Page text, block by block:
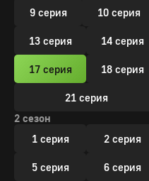
9 серия 10 серия
13 серия 14 серия
17 серия 18 серия
21 серия
2 сезон
1 серия
2 серия
5 серия 6 серия